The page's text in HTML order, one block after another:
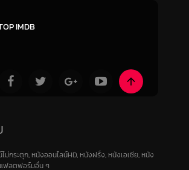
IMDB
กระตุก, หนังออนไลน์HD, หนังฝรั่ง, หนังเอเชีย, หนัง
ฟลตฟอร์มอื่น ๆ